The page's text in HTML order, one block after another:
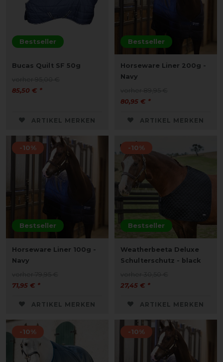
Bestseller
Bucas Quilt SF 50g
85,50 € *
ARTIKEL MERKEN
Bestseller
Horseware Liner 200g -
Navy
80,95 € *
ARTIKEL MERKEN
Bestseller
-10%
Horseware Liner 100g -
Navy
71,95 € *
ARTIKEL MERKEN
Bestseller
-10%
Weatherbeeta Deluxe
Schulterschutz - black
27,45 € *
ARTIKEL MERKEN
-10% -10%